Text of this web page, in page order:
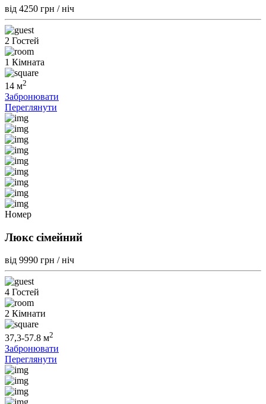
від 4250 грн / ніч
2 Гостей
1 Кімната
14 м2
Забронювати
Переглянути
Номер
Люкс сімейний
від 9990 грн / ніч
4 Гостей
2 Кімнати
37,3-57.8 м2
Забронювати
Переглянути